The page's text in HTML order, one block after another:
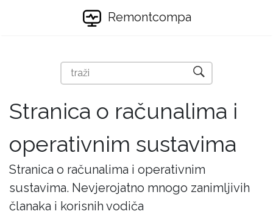
Remontcompa
Stranica o računalima i
operativnim sustavima
Stranica o računalima i operativnim
sustavima. Nevjerojatno mnogo zanimljivih
članaka i korisnih vodiča